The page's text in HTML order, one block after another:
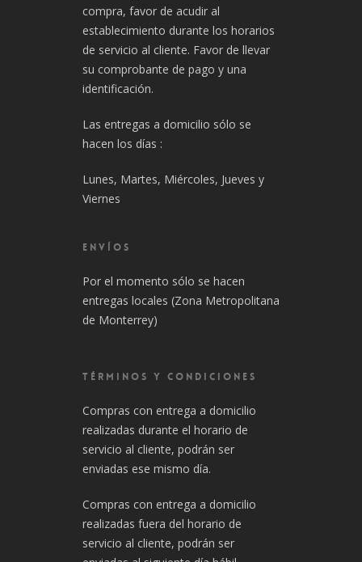
compra, favor de acudir al
establecimiento durante los horarios
de servicio al cliente. Favor de llevar
su comprobante de pago y una
identificación.
Las entregas a domicilio sólo se
hacen los días :
Lunes, Martes, Miércoles, Jueves y
Viernes
ENVÍOS
Por el momento sólo se hacen
entregas locales (Zona Metropolitana
de Monterrey)
TÉRMINOS Y CONDICIONES
Compras con entrega a domicilio
realizadas durante el horario de
servicio al cliente, podrán ser
enviadas ese mismo día.
Compras con entrega a domicilio
realizadas fuera del horario de
servicio al cliente, podrán ser